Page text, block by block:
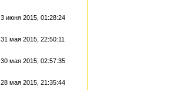
3 июня 2015, 01:28:24
31 мая 2015, 22:50:11
30 мая 2015, 02:57:35
28 мая 2015, 21:35:44